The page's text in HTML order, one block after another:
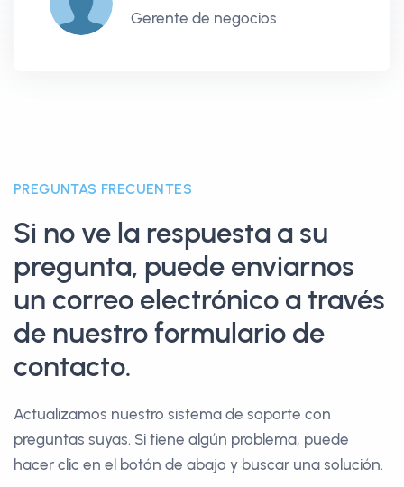
Gerente de negocios
PREGUNTAS FRECUENTES
Si no ve la respuesta a su
pregunta, puede enviarnos
un correo electrónico a través
de nuestro formulario de
contacto.
Actualizamos nuestro sistema de soporte con
preguntas suyas. Si tiene algún problema, puede
hacer clic en el botón de abajo y buscar una solución.